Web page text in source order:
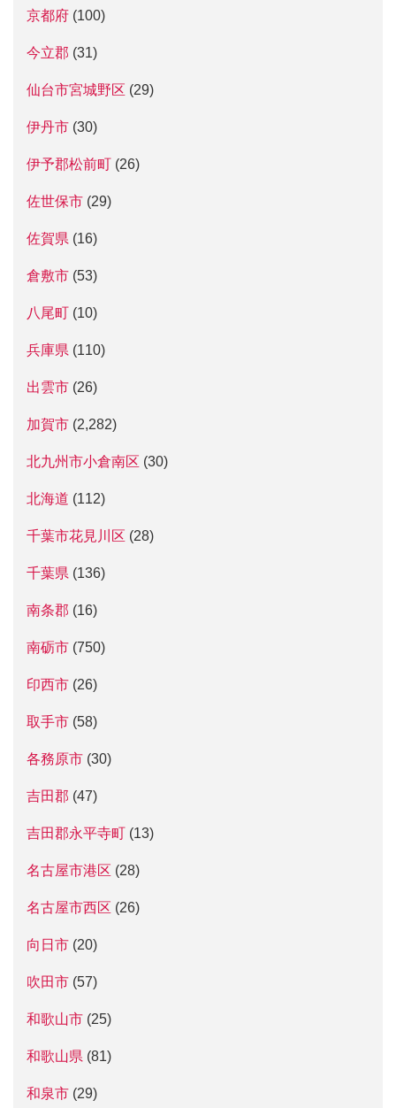
京都府 (100)
今立郡 (31)
仙台市宮城野区 (29)
伊丹市 (30)
伊予郡松前町 (26)
佐世保市 (29)
佐賀県 (16)
倉敷市 (53)
八尾町 (10)
兵庫県 (110)
出雲市 (26)
加賀市 (2,282)
北九州市小倉南区 (30)
北海道 (112)
千葉市花見川区 (28)
千葉県 (136)
南条郡 (16)
南砺市 (750)
印西市 (26)
取手市 (58)
各務原市 (30)
吉田郡 (47)
吉田郡永平寺町 (13)
名古屋市港区 (28)
名古屋市西区 (26)
向日市 (20)
吹田市 (57)
和歌山市 (25)
和歌山県 (81)
和泉市 (29)